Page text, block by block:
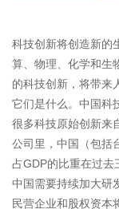
科技创新将创造新的
算、物理、化学和生
的科技创新，将带来
它们是什么。中国科
很多科技原始创新来
公司里，中国（包括
占GDP的比重在过去
中国需要持续加大研
民营企业和股权资本